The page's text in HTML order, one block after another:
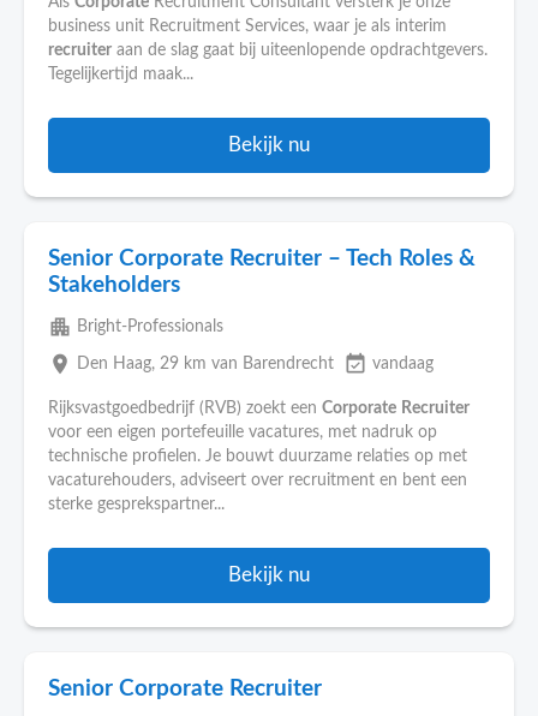
business unit Recruitment Services, waar je als interim
recruiter aan de slag gaat bij uiteenlopende opdrachtgevers.
Tegelijkertijd maak...
Bekijk nu
Senior Corporate Recruiter – Tech Roles &
Stakeholders
apartment Bright-Professionals
place Den Haag, 29 km van Barendrecht event_available vandaag
Rijksvastgoedbedrijf (RVB) zoekt een Corporate Recruiter
voor een eigen portefeuille vacatures, met nadruk op
technische profielen. Je bouwt duurzame relaties op met
vacaturehouders, adviseert over recruitment en bent een
sterke gesprekspartner...
Bekijk nu
Senior Corporate Recruiter